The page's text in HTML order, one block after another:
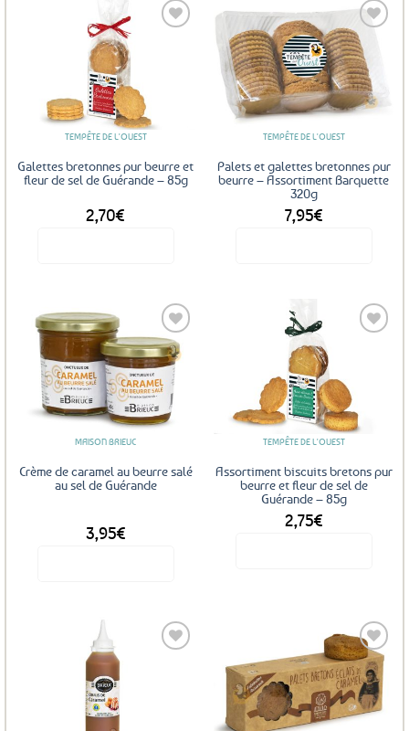
TEMPÊTE DE L'OUEST
Galettes bretonnes pur beurre et
fleur de sel de Guérande – 85g
2,70€
Ajouter
aux
favoris
TEMPÊTE DE L'OUEST
Palets et galettes bretonnes pur
beurre – Assortiment Barquette
320g
7,95€
Ajouter
aux
favoris
MAISON BRIEUC
Crème de caramel au beurre salé
au sel de Guérande
3,95€
favoris
TEMPÊTE DE L'OUEST
Assortiment biscuits bretons pur
beurre et fleur de sel de
Guérande – 85g
2,75€
Ajouter
aux
favoris